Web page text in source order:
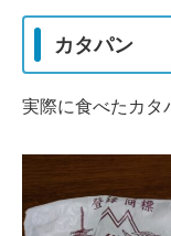
カタパン
実際に食べたカタ